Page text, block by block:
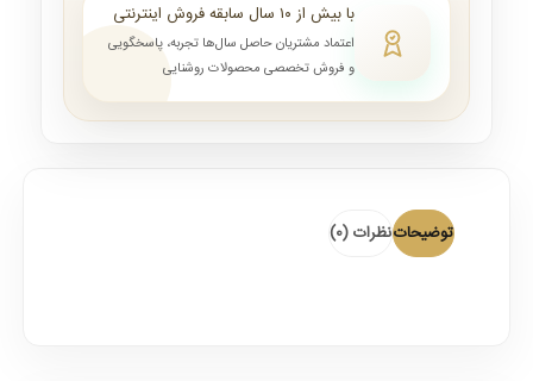
با بیش از ۱۰ سال سابقه فروش اینترنتی
اعتماد مشتریان حاصل سال‌ها تجربه، پاسخگویی
و فروش تخصصی محصولات روشنایی
توضیحاتنظرات (0)